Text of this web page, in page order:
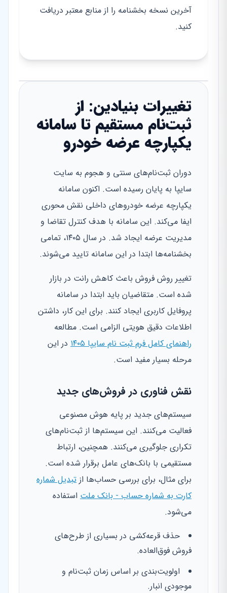
آخرین نسخه بخشنامه را از منابع معتبر دریافت
کنید.
تغییرات بنیادین: از
ثبت‌نام مستقیم تا سامانه
یکپارچه عرضه خودرو
دوران ثبت‌نام‌های سنتی و هجوم به سایت
سایپا به پایان رسیده است. اکنون سامانه
یکپارچه عرضه خودروهای داخلی نقش محوری
ایفا می‌کند. این سامانه با هدف کنترل تقاضا و
مدیریت عرضه ایجاد شد. در سال ۱۴۰۵، تمامی
بخشنامه‌ها ابتدا در این سامانه تایید می‌شوند.
تغییر روش فروش باعث کاهش رانت در بازار
شده است. متقاضیان باید ابتدا در سامانه
پروفایل کاربری ایجاد کنند. برای این کار، داشتن
اطلاعات دقیق هویتی الزامی است. مطالعه
راهنمای کامل فرم ثبت نام سایپا ۱۴۰۵
در این
مرحله بسیار مفید است.
نقش فناوری در فروش‌های جدید
سیستم‌های جدید بر پایه هوش مصنوعی
فعالیت می‌کنند. این سیستم‌ها از ثبت‌نام‌های
تکراری جلوگیری می‌کنند. همچنین، ارتباط
مستقیمی با بانک‌های عامل برقرار شده است.
برای مثال، برای بررسی حساب‌ها از تبدیل شماره
کارت به شماره حساب - بانک ملت استفاده
می‌شود.
حذف قرعه‌کشی در بسیاری از طرح‌های
فروش فوق‌العاده.
اولویت‌بندی بر اساس زمان ثبت‌نام و
موجودی انبار.